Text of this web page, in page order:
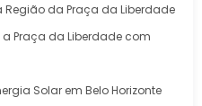
Região da Praça da Liberdade
Praça da Liberdade com
Solar em Belo Horizonte